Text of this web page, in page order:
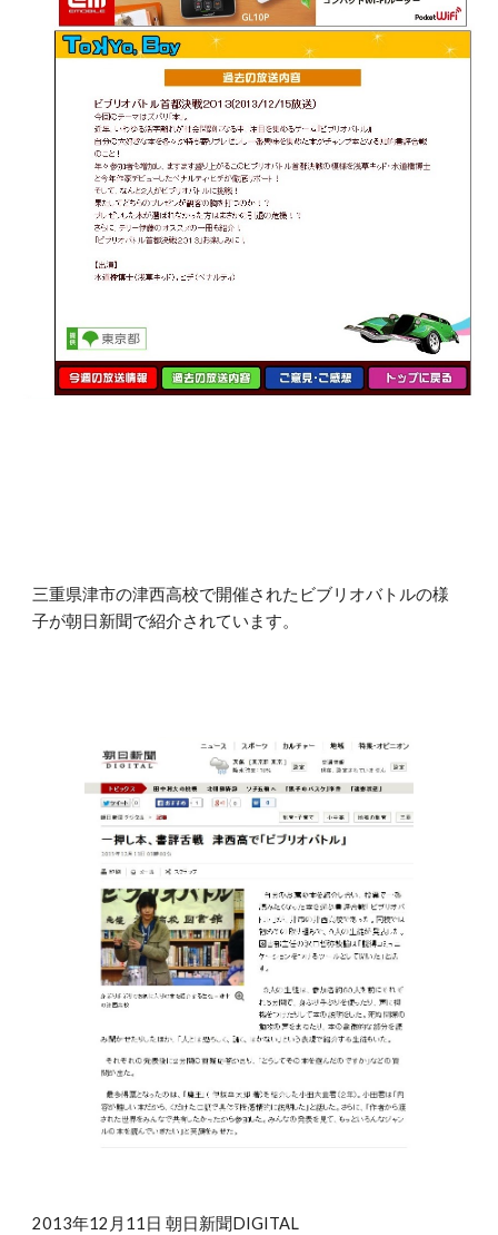
三重県津市の津西高校で開催されたビブリオバトルの様
子が朝日新聞で紹介されています。
2013年12月11日 朝日新聞DIGITAL